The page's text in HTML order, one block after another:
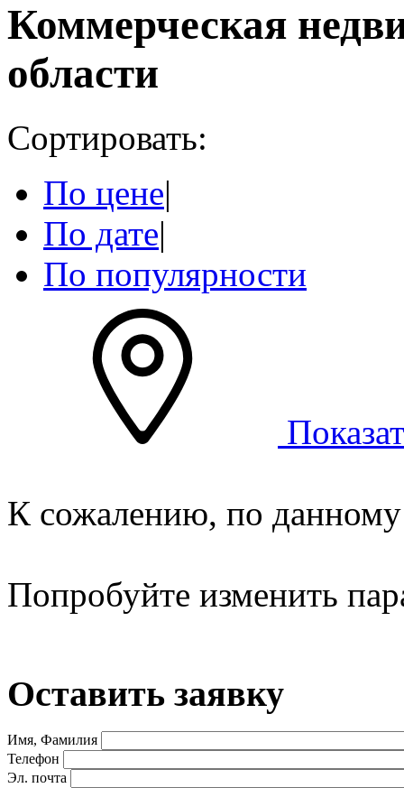
Коммерческая
области
Сортировать:
По цене|
По дате|
По популярности
К сожалению, по данному
Попробуйте изменить
Оставить заявку
Имя, Фамилия
Телефон
Эл. почта